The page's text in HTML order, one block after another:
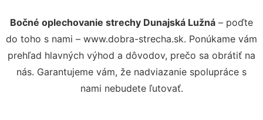
Bočné oplechovanie strechy Dunajská Lužná – poďte
do toho s nami – www.dobra-strecha.sk. Ponúkame vám
prehľad hlavných výhod a dôvodov, prečo sa obrátiť na
nás. Garantujeme vám, že nadviazanie spolupráce s
nami nebudete ľutovať.